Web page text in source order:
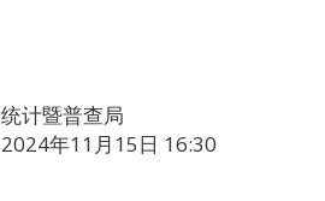
统计暨普查局
2024年11月15日 16:30